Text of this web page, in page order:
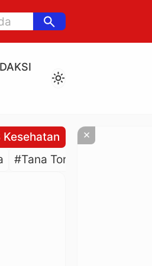
search
light_mode
Kesehatan BPJS
#Tana Toraja Culture
×